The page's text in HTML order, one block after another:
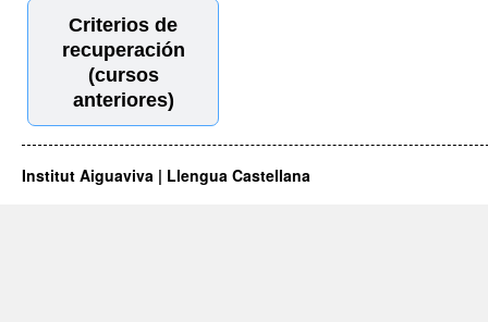
Criterios de
recuperación
(cursos
anteriores)
Institut Aiguaviva | Llengua Castellana